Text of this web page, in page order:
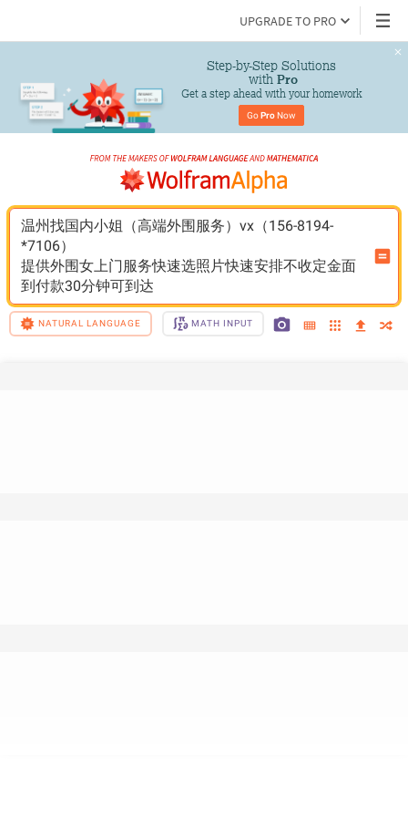
UPGRADE TO PRO
Step-by-Step Solutions
with Pro
Get a step ahead with your homework
Go Pro Now
温州找国内小姐（高端外围服务）vx（156-8194-
*7106）
提供外围女上门服务快速选照片快速安排不收定金面
到付款30分钟可到达
NATURAL LANGUAGE MATH INPUT